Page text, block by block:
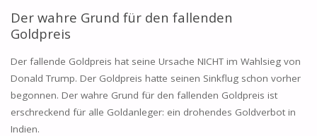
Der wahre Grund für den fallenden
Goldpreis
Der fallende Goldpreis hat seine Ursache NICHT im Wahlsieg von
Donald Trump. Der Goldpreis hatte seinen Sinkflug schon vorher
begonnen. Der wahre Grund für den fallenden Goldpreis ist
erschreckend für alle Goldanleger: ein drohendes Goldverbot in
Indien.